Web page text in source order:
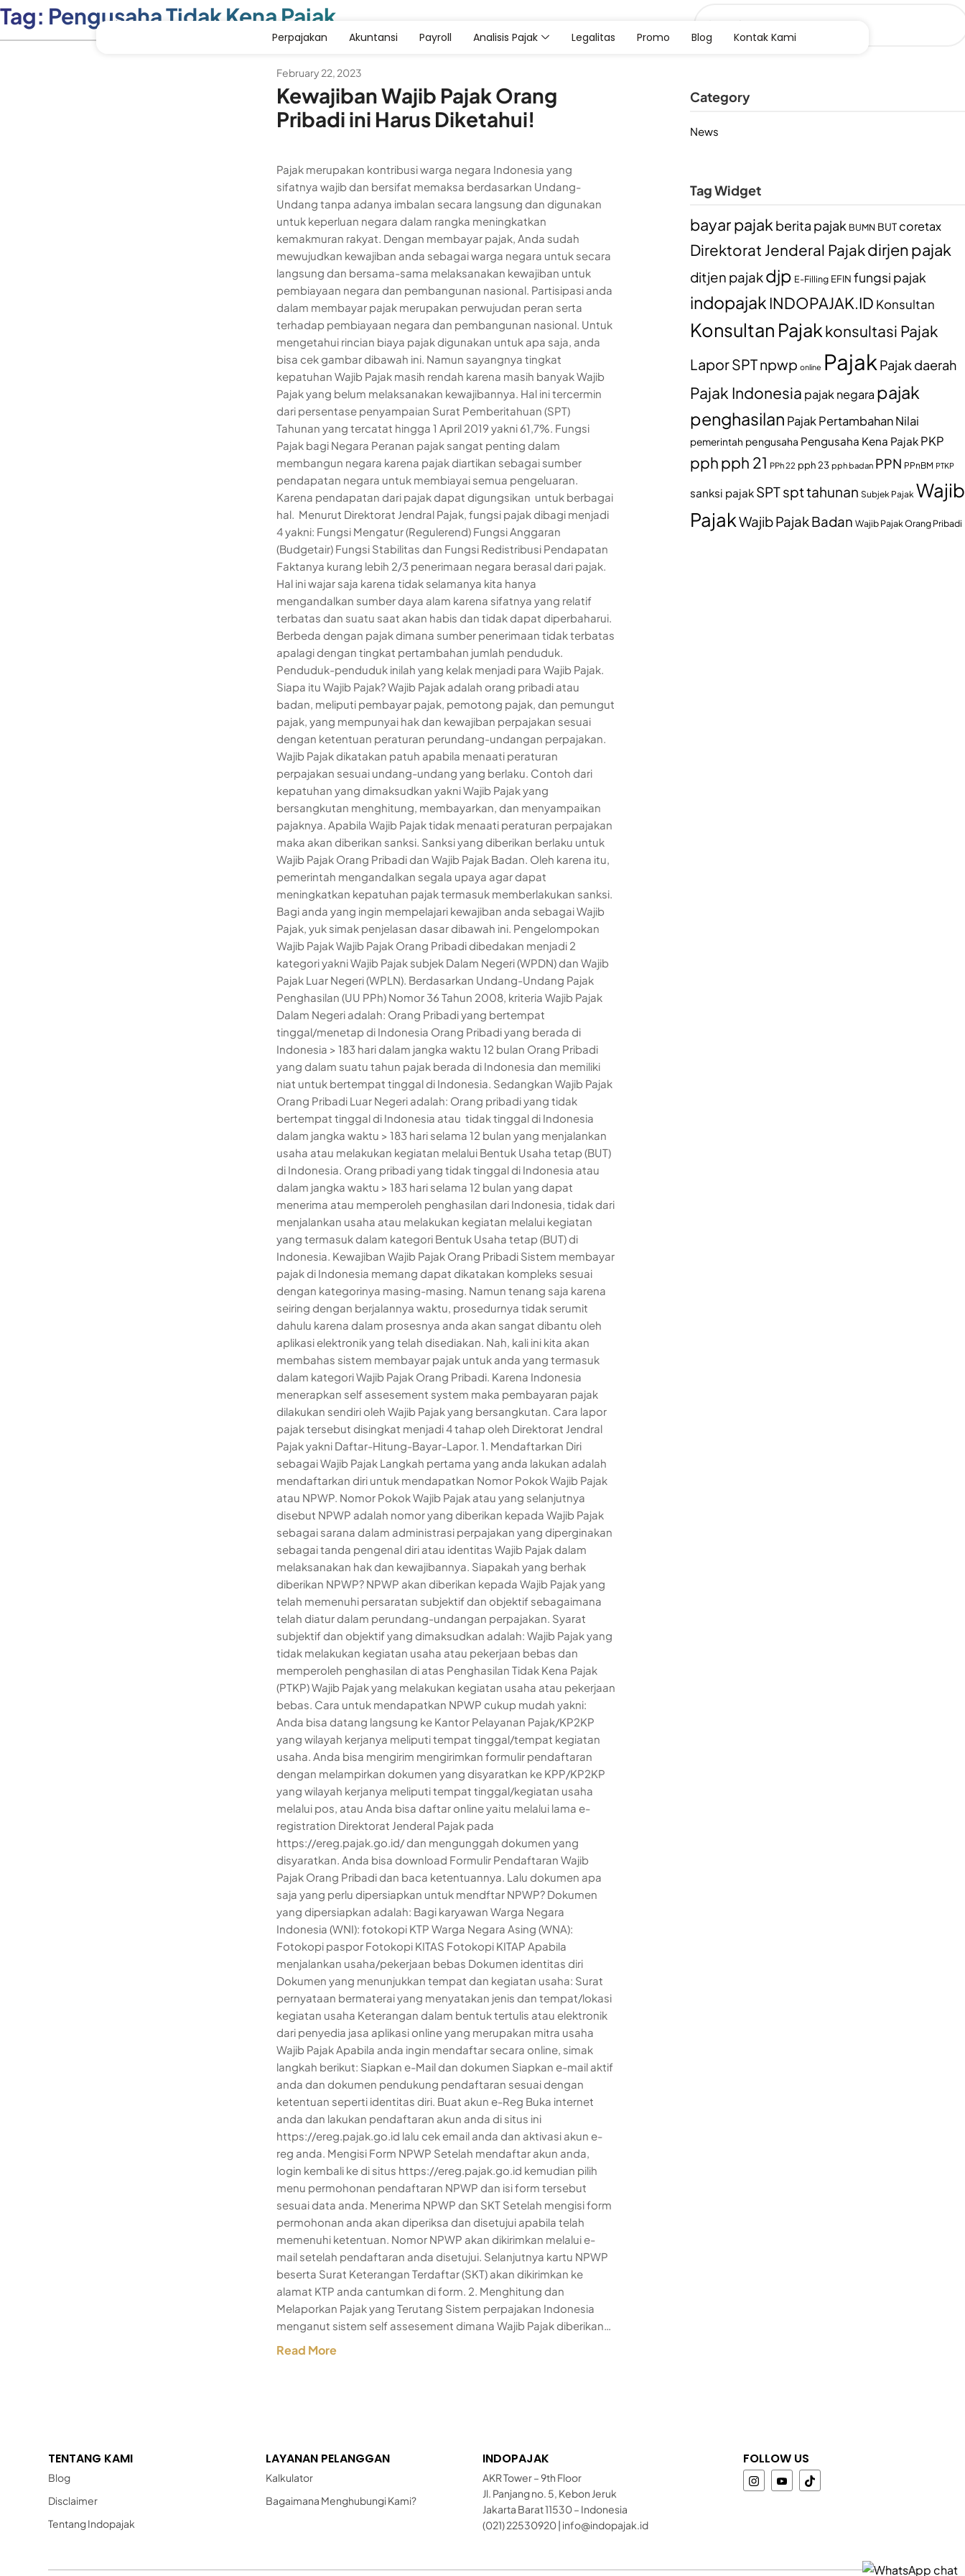
Perpajakan Akuntansi Payroll Analisis Pajak Legalitas Promo Blog Kontak Kami
Tag: Pengusaha Tidak Kena Pajak
February 22, 2023
Kewajiban Wajib Pajak Orang
Pribadi ini Harus Diketahui!
Pajak merupakan kontribusi warga negara Indonesia yang
sifatnya wajib dan bersifat memaksa berdasarkan Undang-
Undang tanpa adanya imbalan secara langsung dan digunakan
untuk keperluan negara dalam rangka meningkatkan
kemakmuran rakyat. Dengan membayar pajak, Anda sudah
mewujudkan kewajiban anda sebagai warga negara untuk secara
langsung dan bersama-sama melaksanakan kewajiban untuk
pembiayaan negara dan pembangunan nasional. Partisipasi anda
dalam membayar pajak merupakan perwujudan peran serta
terhadap pembiayaan negara dan pembangunan nasional. Untuk
mengetahui rincian biaya pajak digunakan untuk apa saja, anda
bisa cek gambar dibawah ini. Namun sayangnya tingkat
kepatuhan Wajib Pajak masih rendah karena masih banyak Wajib
Pajak yang belum melaksanakan kewajibannya. Hal ini tercermin
dari persentase penyampaian Surat Pemberitahuan (SPT)
Tahunan yang tercatat hingga 1 April 2019 yakni 61,7%. Fungsi
Pajak bagi Negara Peranan pajak sangat penting dalam
membangun negara karena pajak diartikan sebagai sumber
pendapatan negara untuk membiayai semua pengeluaran.
Karena pendapatan dari pajak dapat digungsikan untuk berbagai
hal. Menurut Direktorat Jendral Pajak, fungsi pajak dibagi menjadi
4 yakni: Fungsi Mengatur (Regulerend) Fungsi Anggaran
(Budgetair) Fungsi Stabilitas dan Fungsi Redistribusi Pendapatan
Faktanya kurang lebih 2/3 penerimaan negara berasal dari pajak.
Hal ini wajar saja karena tidak selamanya kita hanya
mengandalkan sumber daya alam karena sifatnya yang relatif
terbatas dan suatu saat akan habis dan tidak dapat diperbaharui.
Berbeda dengan pajak dimana sumber penerimaan tidak terbatas
apalagi dengan tingkat pertambahan jumlah penduduk.
Penduduk-penduduk inilah yang kelak menjadi para Wajib Pajak.
Siapa itu Wajib Pajak? Wajib Pajak adalah orang pribadi atau
badan, meliputi pembayar pajak, pemotong pajak, dan pemungut
pajak, yang mempunyai hak dan kewajiban perpajakan sesuai
dengan ketentuan peraturan perundang-undangan perpajakan.
Wajib Pajak dikatakan patuh apabila menaati peraturan
perpajakan sesuai undang-undang yang berlaku. Contoh dari
kepatuhan yang dimaksudkan yakni Wajib Pajak yang
bersangkutan menghitung, membayarkan, dan menyampaikan
pajaknya. Apabila Wajib Pajak tidak menaati peraturan perpajakan
maka akan diberikan sanksi. Sanksi yang diberikan berlaku untuk
Wajib Pajak Orang Pribadi dan Wajib Pajak Badan. Oleh karena itu,
pemerintah mengandalkan segala upaya agar dapat
meningkatkan kepatuhan pajak termasuk memberlakukan sanksi.
Bagi anda yang ingin mempelajari kewajiban anda sebagai Wajib
Pajak, yuk simak penjelasan dasar dibawah ini. Pengelompokan
Wajib Pajak Wajib Pajak Orang Pribadi dibedakan menjadi 2
kategori yakni Wajib Pajak subjek Dalam Negeri (WPDN) dan Wajib
Pajak Luar Negeri (WPLN). Berdasarkan Undang-Undang Pajak
Penghasilan (UU PPh) Nomor 36 Tahun 2008, kriteria Wajib Pajak
Dalam Negeri adalah: Orang Pribadi yang bertempat
tinggal/menetap di Indonesia Orang Pribadi yang berada di
Indonesia > 183 hari dalam jangka waktu 12 bulan Orang Pribadi
yang dalam suatu tahun pajak berada di Indonesia dan memiliki
niat untuk bertempat tinggal di Indonesia. Sedangkan Wajib Pajak
Orang Pribadi Luar Negeri adalah: Orang pribadi yang tidak
bertempat tinggal di Indonesia atau tidak tinggal di Indonesia
dalam jangka waktu > 183 hari selama 12 bulan yang menjalankan
usaha atau melakukan kegiatan melalui Bentuk Usaha tetap (BUT)
di Indonesia. Orang pribadi yang tidak tinggal di Indonesia atau
dalam jangka waktu > 183 hari selama 12 bulan yang dapat
menerima atau memperoleh penghasilan dari Indonesia, tidak dari
menjalankan usaha atau melakukan kegiatan melalui kegiatan
yang termasuk dalam kategori Bentuk Usaha tetap (BUT) di
Indonesia. Kewajiban Wajib Pajak Orang Pribadi Sistem membayar
pajak di Indonesia memang dapat dikatakan kompleks sesuai
dengan kategorinya masing-masing. Namun tenang saja karena
seiring dengan berjalannya waktu, prosedurnya tidak serumit
dahulu karena dalam prosesnya anda akan sangat dibantu oleh
aplikasi elektronik yang telah disediakan. Nah, kali ini kita akan
membahas sistem membayar pajak untuk anda yang termasuk
dalam kategori Wajib Pajak Orang Pribadi. Karena Indonesia
menerapkan self assesement system maka pembayaran pajak
dilakukan sendiri oleh Wajib Pajak yang bersangkutan. Cara lapor
pajak tersebut disingkat menjadi 4 tahap oleh Direktorat Jendral
Pajak yakni Daftar-Hitung-Bayar-Lapor. 1. Mendaftarkan Diri
sebagai Wajib Pajak Langkah pertama yang anda lakukan adalah
mendaftarkan diri untuk mendapatkan Nomor Pokok Wajib Pajak
atau NPWP. Nomor Pokok Wajib Pajak atau yang selanjutnya
disebut NPWP adalah nomor yang diberikan kepada Wajib Pajak
sebagai sarana dalam administrasi perpajakan yang diperginakan
sebagai tanda pengenal diri atau identitas Wajib Pajak dalam
melaksanakan hak dan kewajibannya. Siapakah yang berhak
diberikan NPWP? NPWP akan diberikan kepada Wajib Pajak yang
telah memenuhi persaratan subjektif dan objektif sebagaimana
telah diatur dalam perundang-undangan perpajakan. Syarat
subjektif dan objektif yang dimaksudkan adalah: Wajib Pajak yang
tidak melakukan kegiatan usaha atau pekerjaan bebas dan
memperoleh penghasilan di atas Penghasilan Tidak Kena Pajak
(PTKP) Wajib Pajak yang melakukan kegiatan usaha atau pekerjaan
bebas. Cara untuk mendapatkan NPWP cukup mudah yakni:
Anda bisa datang langsung ke Kantor Pelayanan Pajak/KP2KP
yang wilayah kerjanya meliputi tempat tinggal/tempat kegiatan
usaha. Anda bisa mengirim mengirimkan formulir pendaftaran
dengan melampirkan dokumen yang disyaratkan ke KPP/KP2KP
yang wilayah kerjanya meliputi tempat tinggal/kegiatan usaha
melalui pos, atau Anda bisa daftar online yaitu melalui lama e-
registration Direktorat Jenderal Pajak pada
https://ereg.pajak.go.id/ dan mengunggah dokumen yang
disyaratkan. Anda bisa download Formulir Pendaftaran Wajib
Pajak Orang Pribadi dan baca ketentuannya. Lalu dokumen apa
saja yang perlu dipersiapkan untuk mendftar NPWP? Dokumen
yang dipersiapkan adalah: Bagi karyawan Warga Negara
Indonesia (WNI): fotokopi KTP Warga Negara Asing (WNA):
Fotokopi paspor Fotokopi KITAS Fotokopi KITAP Apabila
menjalankan usaha/pekerjaan bebas Dokumen identitas diri
Dokumen yang menunjukkan tempat dan kegiatan usaha: Surat
pernyataan bermaterai yang menyatakan jenis dan tempat/lokasi
kegiatan usaha Keterangan dalam bentuk tertulis atau elektronik
dari penyedia jasa aplikasi online yang merupakan mitra usaha
Wajib Pajak Apabila anda ingin mendaftar secara online, simak
langkah berikut: Siapkan e-Mail dan dokumen Siapkan e-mail aktif
anda dan dokumen pendukung pendaftaran sesuai dengan
ketentuan seperti identitas diri. Buat akun e-Reg Buka internet
anda dan lakukan pendaftaran akun anda di situs ini
https://ereg.pajak.go.id lalu cek email anda dan aktivasi akun e-
reg anda. Mengisi Form NPWP Setelah mendaftar akun anda,
login kembali ke di situs https://ereg.pajak.go.id kemudian pilih
menu permohonan pendaftaran NPWP dan isi form tersebut
sesuai data anda. Menerima NPWP dan SKT Setelah mengisi form
permohonan anda akan diperiksa dan disetujui apabila telah
memenuhi ketentuan. Nomor NPWP akan dikirimkan melalui e-
mail setelah pendaftaran anda disetujui. Selanjutnya kartu NPWP
beserta Surat Keterangan Terdaftar (SKT) akan dikirimkan ke
alamat KTP anda cantumkan di form. 2. Menghitung dan
Melaporkan Pajak yang Terutang Sistem perpajakan Indonesia
menganut sistem self assesement dimana Wajib Pajak diberikan…
Read More
Category
News
Tag Widget
bayar pajak berita pajak BUMN BUT coretax
Direktorat Jenderal Pajakdirjen pajak
ditjen pajakdjp E-Filling EFIN fungsi pajak
indopajakINDOPAJAK.ID Konsultan
Konsultan Pajakkonsultasi Pajak
Lapor SPTnpwp online Pajak Pajak daerah
Pajak Indonesia pajak negara pajak
penghasilan Pajak Pertambahan Nilai
pemerintah pengusaha Pengusaha Kena Pajak PKP
pphpph 21 PPh 22 pph 23 pph badan PPN PPnBM PTKP
sanksi pajak SPTspt tahunan Subjek Pajak Wajib
PajakWajib Pajak Badan Wajib Pajak Orang Pribadi
TENTANG KAMI
Blog
Disclaimer
Tentang Indopajak
LAYANAN PELANGGAN
Kalkulator
Bagaimana Menghubungi Kami?
INDOPAJAK
AKR Tower – 9th Floor
Jl. Panjang no. 5, Kebon Jeruk
Jakarta Barat 11530 – Indonesia
(021) 22530920 | info@indopajak.id
FOLLOW US